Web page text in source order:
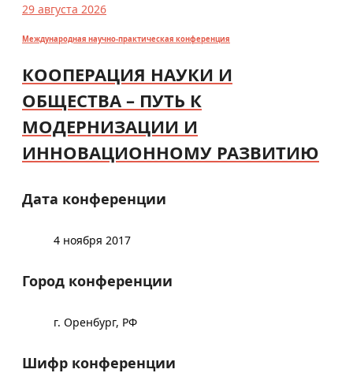
29 августа 2026
Международная научно-практическая конференция
КООПЕРАЦИЯ НАУКИ И
ОБЩЕСТВА – ПУТЬ К
МОДЕРНИЗАЦИИ И
ИННОВАЦИОННОМУ РАЗВИТИЮ
Дата конференции
4 ноября 2017
Город конференции
г. Оренбург, РФ
Шифр конференции